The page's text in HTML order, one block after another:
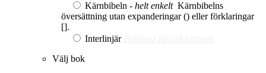
Kärnbibeln - helt enkelt Kärnbibelns
översättning utan expanderingar () eller förklaringar
[].
Interlinjär
Välj bok